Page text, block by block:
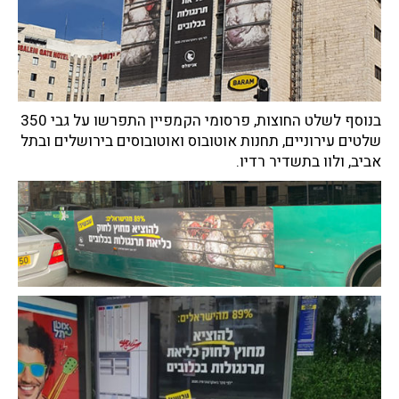
בנוסף לשלט החוצות, פרסומי הקמפיין התפרשו על גבי 350
שלטים עירוניים, תחנות אוטובוס ואוטובוסים בירושלים ובתל
אביב, ולוו בתשדיר רדיו.